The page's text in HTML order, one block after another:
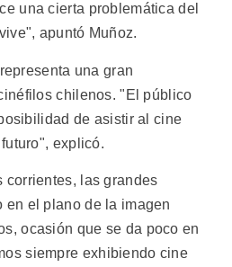
una cierta problemática del
apuntó Muñoz.
una gran
chilenos. "El público
de asistir al cine
explicó.
corrientes, las grandes
en el plano de la imagen
ocasión que se da poco en
siempre exhibiendo cine